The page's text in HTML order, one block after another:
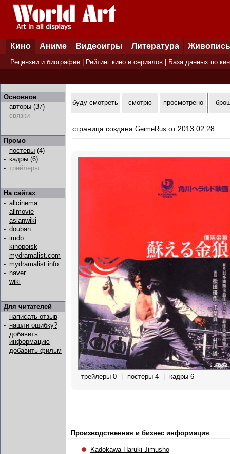
Кино Аниме Видеоигры Литература Живопись
Рецензии и биографии Рейтинг кино и сериалов База данных по
Основное
- авторы (37)
- связки
Промо
- постеры (4)
- кадры (6)
- трейлеры
На сайтах
- allcinema
- allmovie
- asianwiki
- douban
- imdb
- kinopoisk
- mydramalist.com
- mydramalist.info
- naver
- wiki
Для читателей
- написать отзыв
- нашли ошибку?
- добавить
информацию
- добавить фильм
буду смотреть смотрю просмотрено
страница создана GeimeRus от 2013.02.28
трейлеры 0 постеры 4 кадры 6
Производственная и бизнес информация
Kadokawa Haruki Jimusho